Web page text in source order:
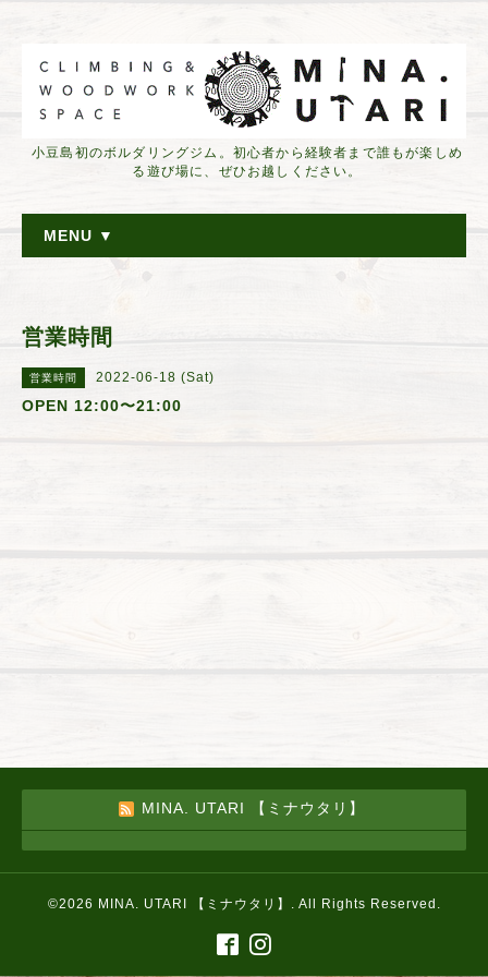
小豆島初のボルダリングジム。初心者から経験者まで誰もが楽しめ
る遊び場に、ぜひお越しください。
MENU ▼
営業時間
営業時間 2022-06-18 (Sat)
OPEN 12:00〜21:00
MINA. UTARI 【ミナウタリ】
©2026 MINA. UTARI 【ミナウタリ】 . All Rights Reserved.